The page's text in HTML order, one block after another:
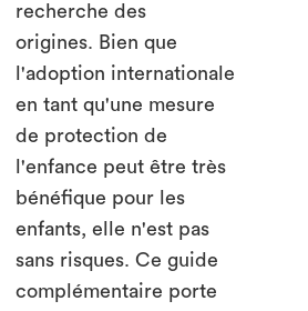
recherche des
origines. Bien que
l'adoption internationale
en tant qu'une mesure
de protection de
l'enfance peut être très
bénéfique pour les
enfants, elle n'est pas
sans risques. Ce guide
complémentaire porte